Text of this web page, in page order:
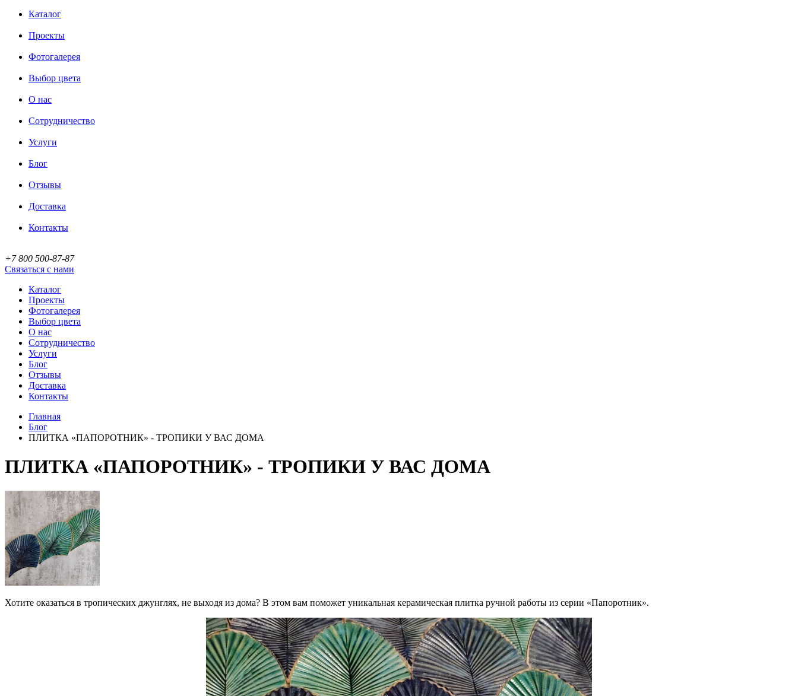
Каталог
Проекты
Фотогалерея
Выбор цвета
О нас
Сотрудничество
Услуги
Блог
Отзывы
Доставка
Контакты
+7 800 500-87-87
Связаться с нами
Каталог
Проекты
Фотогалерея
Выбор цвета
О нас
Сотрудничество
Услуги
Блог
Отзывы
Доставка
Контакты
Главная
Блог
ПЛИТКА «ПАПОРОТНИК» - ТРОПИКИ У ВАС ДОМА
ПЛИТКА «ПАПОРОТНИК» - ТРОПИКИ У ВАС ДОМА
Хотите оказаться в тропических джунглях, не выходя из дома? В этом вам поможет уникальная керамическая плитка ручной работы из серии «Папоротник».